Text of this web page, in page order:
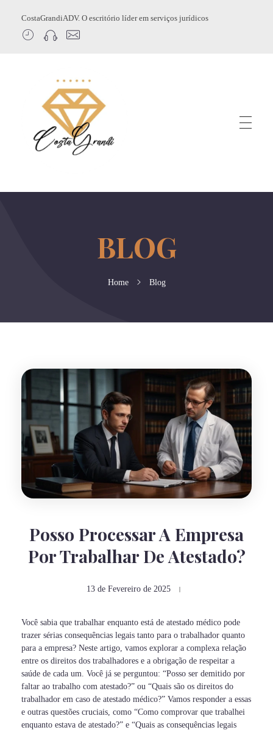
CostaGrandiADV. O escritório líder em serviços jurídicos
Home Blog
Posso Processar A Empresa
Por Trabalhar De Atestado?
13 de Fevereiro de 2025
Você sabia que trabalhar enquanto está de atestado médico pode
trazer sérias consequências legais tanto para o trabalhador quanto
para a empresa? Neste artigo, vamos explorar a complexa relação
entre os direitos dos trabalhadores e a obrigação de respeitar a
saúde de cada um. Você já se perguntou: “Posso ser demitido por
faltar ao trabalho com atestado?” ou “Quais são os direitos do
trabalhador em caso de atestado médico?” Vamos responder a essas
e outras questões cruciais, como “Como comprovar que trabalhei
enquanto estava de atestado?” e “Quais as consequências legais